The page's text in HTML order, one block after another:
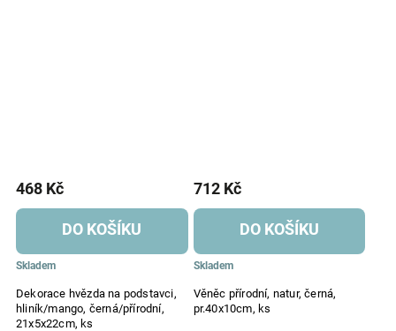
Dekorace hvězda na podstavci,
hliník/mango, černá/přírodní,
21x5x22cm, ks
Skladem
468 Kč
DO KOŠÍKU
Věněc přírodní, natur, černá,
pr.40x10cm, ks
Skladem
712 Kč
DO KOŠÍKU